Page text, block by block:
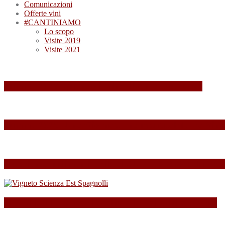
Comunicazioni
Offerte vini
#CANTINIAMO
Lo scopo
Visite 2019
Visite 2021